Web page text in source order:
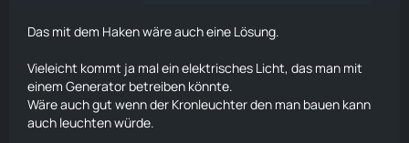
Das mit dem Haken wäre auch eine Lösung.
Vieleicht kommt ja mal ein elektrisches Licht, das man mit
einem Generator betreiben könnte.
Wäre auch gut wenn der Kronleuchter den man bauen kann
auch leuchten würde.